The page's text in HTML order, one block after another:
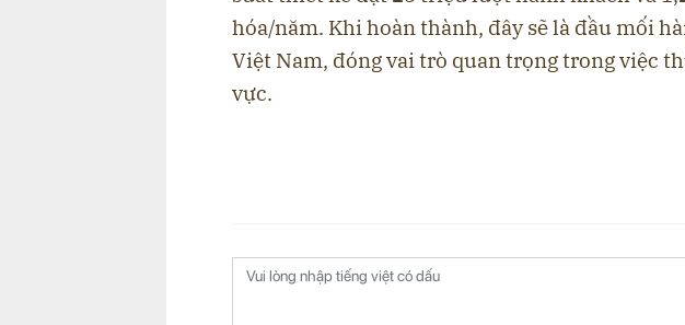
hóa/năm. Khi hoàn thành, đây sẽ là đầu mối
Việt Nam, đóng vai trò quan trọng trong việc
vực.